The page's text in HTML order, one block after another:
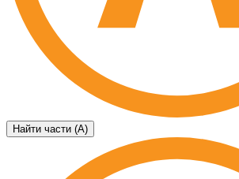
Найти части (А)